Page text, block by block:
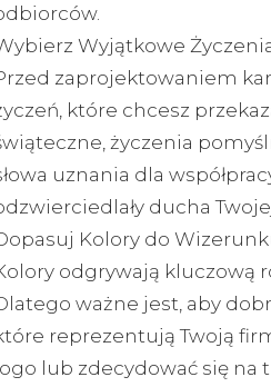
Wyjątkowe
zaprojektowaniem
które chcesz
życzenia
uznania dla
ducha
Kolory do
odgrywają kluczową
ważne jest, aby
reprezentują Twoją
lub zdecydować się na